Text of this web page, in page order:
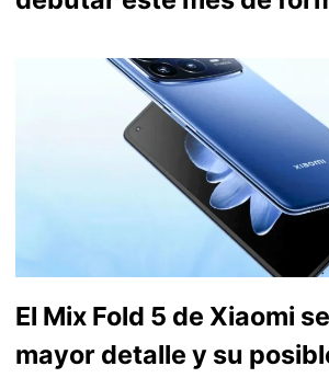
El Mix Fold 5 de Xiaomi
mayor detalle y su